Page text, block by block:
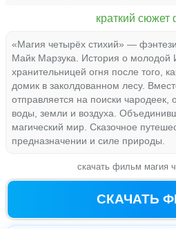
краткий сюжет
«Магия четырёх стихий» —
Майк Марзука. История о молодой
хранительницей огня после того,
домик в заколдованном лесу.
отправляется на поиски
воды, земли и воздуха.
магический мир. Сказочное
предназначении и силе природы.
скачать фильм магия
СКАЧАТЬ